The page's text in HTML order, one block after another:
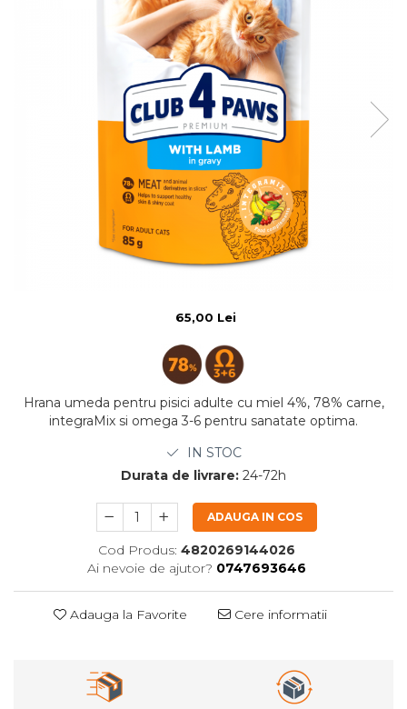
65,00 Lei
Hrana umeda pentru pisici adulte cu miel 4%, 78% carne,
integraMix si omega 3-6 pentru sanatate optima.
IN STOC
Durata de livrare: 24-72h
ADAUGA IN COS
Cod Produs: 4820269144026
Ai nevoie de ajutor? 0747693646
Adauga la Favorite Cere informatii